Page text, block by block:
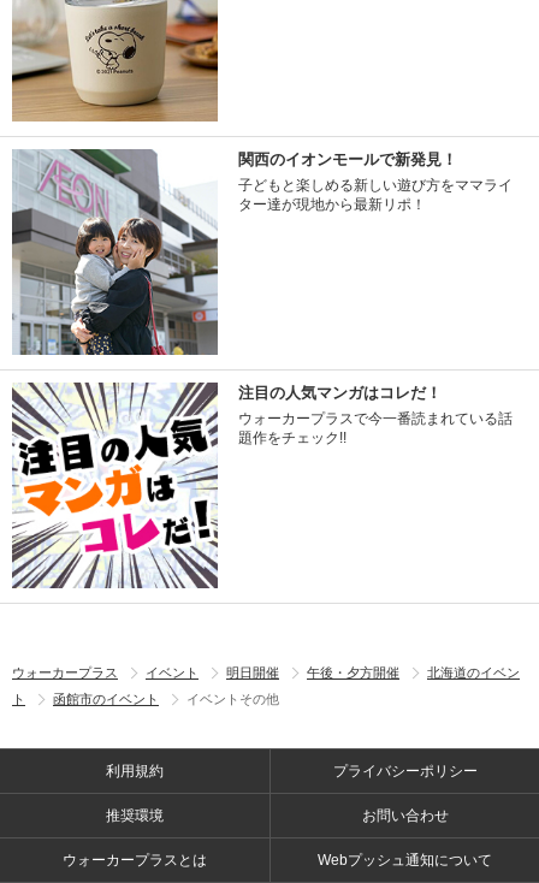
関西のイオンモールで新発見！
子どもと楽しめる新しい遊び方をママライ
ター達が現地から最新リポ！
注目の人気マンガはコレだ！
ウォーカープラスで今一番読まれている話
題作をチェック!!
ウォーカープラス イベント 明日開催 午後・夕方開催
北海道のイベン
ト
函館市のイベント イベントその他
利用規約 プライバシーポリシー
推奨環境 お問い合わせ
ウォーカープラスとは Webプッシュ通知について